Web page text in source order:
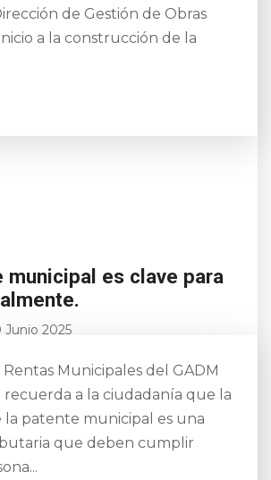
de Gestión de Obras
a la construcción de la
municipal es clave para
Junio 2025
Municipales del GADM
recuerda a la ciudadanía que la
la patente municipal es una
que deben cumplir